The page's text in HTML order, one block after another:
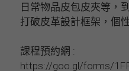
日常物品皮包皮夾等，
打破皮革設計框架，個
課程預約網 :
https://goo.gl/forms/